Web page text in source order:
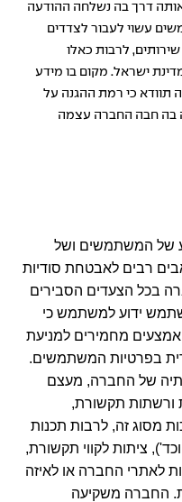
דרך בה נשלחה ההודעה
עשוי לעבור לצדדים
לרבות כאלו
ישראל. מקום בו מידע
תוודא כי רמת ההגנה על
בה חבה החברה עצמה
של המשתמשים ושל
רבים לאבטחת סודיות
בכל הצעדים הסבירים
ידוע למשתמש כי
מחמירים למניעת
בפרטיות המשתמשים.
של החברה, מעצם
ורשתות תקשורת,
מסוג זה, לרבות תכנות
ציתות לקווי תקשורת,
לאתרי החברה או לאיזה
החברה משקיעה